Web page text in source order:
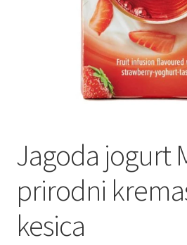
Corporate gifts
Cveće
Delivery
Destilati
Jagoda jogurt
prirodni
kesica